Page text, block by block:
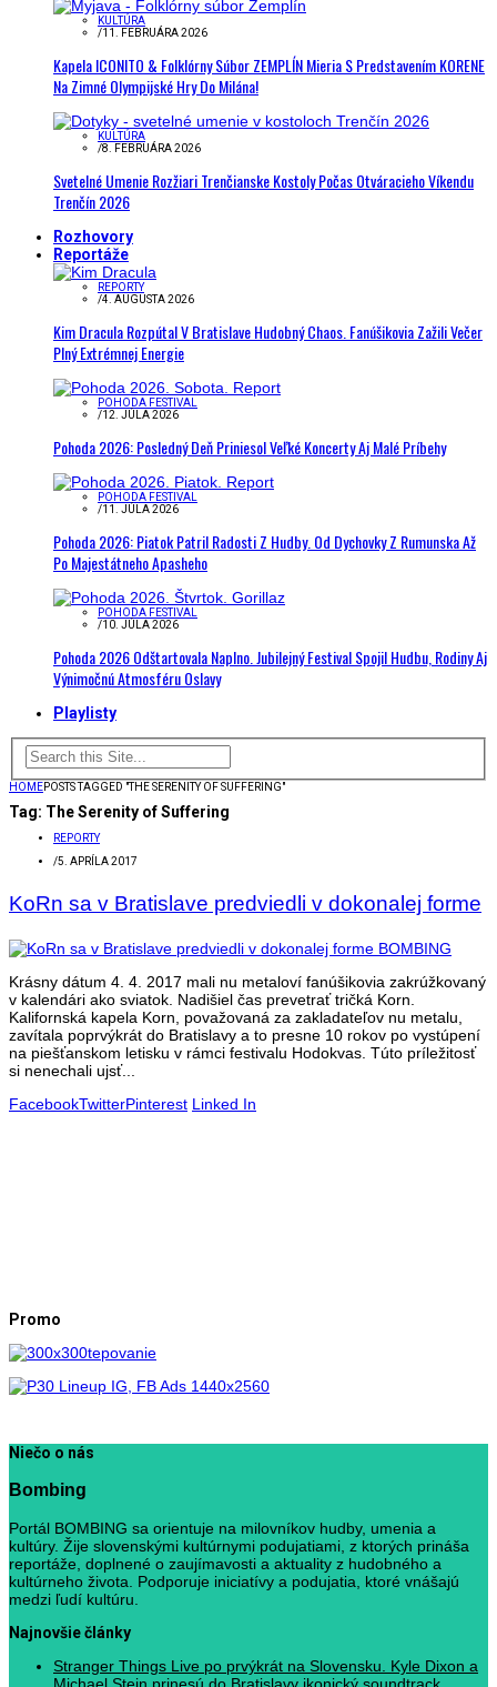
KULTÚRA
/11. FEBRUÁRA 2026
Kapela ICONITO & Folklórny Súbor ZEMPLÍN Mieria S Predstavením KORENE
Na Zimné Olympijské Hry Do Milána!
KULTÚRA
/8. FEBRUÁRA 2026
Svetelné Umenie Rozžiari Trenčianske Kostoly Počas Otváracieho Víkendu
Trenčín 2026
Rozhovory
Reportáže
REPORTY
/4. AUGUSTA 2026
Kim Dracula Rozpútal V Bratislave Hudobný Chaos. Fanúšikovia Zažili Večer
Plný Extrémnej Energie
POHODA FESTIVAL
/12. JÚLA 2026
Pohoda 2026: Posledný Deň Priniesol Veľké Koncerty Aj Malé Príbehy
POHODA FESTIVAL
/11. JÚLA 2026
Pohoda 2026: Piatok Patril Radosti Z Hudby. Od Dychovky Z Rumunska Až
Po Majestátneho Apasheho
POHODA FESTIVAL
/10. JÚLA 2026
Pohoda 2026 Odštartovala Naplno. Jubilejný Festival Spojil Hudbu, Rodiny Aj
Výnimočnú Atmosféru Oslavy
Playlisty
HOMEPOSTS TAGGED "THE SERENITY OF SUFFERING"
Tag: The Serenity of Suffering
REPORTY
/5. APRÍLA 2017
KoRn sa v Bratislave predviedli v dokonalej forme
Krásny dátum 4. 4. 2017 mali nu metaloví fanúšikovia zakrúžkovaný
v kalendári ako sviatok. Nadišiel čas prevetrať tričká Korn.
Kalifornská kapela Korn, považovaná za zakladateľov nu metalu,
zavítala poprvýkrát do Bratislavy a to presne 10 rokov po vystúpení
na piešťanskom letisku v rámci festivalu Hodokvas. Túto príležitosť
si nenechali ujsť...
FacebookTwitterPinterest Linked In
Promo
Niečo o nás
Bombing
Portál BOMBING sa orientuje na milovníkov hudby, umenia a
kultúry. Žije slovenskými kultúrnymi podujatiami, z ktorých prináša
reportáže, doplnené o zaujímavosti a aktuality z hudobného a
kultúrneho života. Podporuje iniciatívy a podujatia, ktoré vnášajú
medzi ľudí kultúru.
Najnovšie články
Stranger Things Live po prvýkrát na Slovensku. Kyle Dixon a
Michael Stein prinesú do Bratislavy ikonický soundtrack